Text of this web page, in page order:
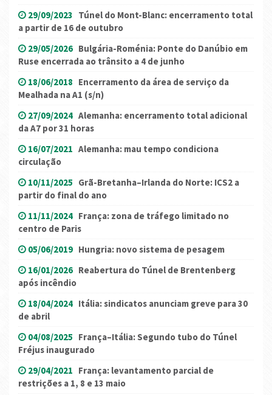
29/09/2023 Túnel do Mont-Blanc: encerramento total
a partir de 16 de outubro
29/05/2026 Bulgária-Roménia: Ponte do Danúbio em
Ruse encerrada ao trânsito a 4 de junho
18/06/2018 Encerramento da área de serviço da
Mealhada na A1 (s/n)
27/09/2024 Alemanha: encerramento total adicional
da A7 por 31 horas
16/07/2021 Alemanha: mau tempo condiciona
circulação
10/11/2025 Grã-Bretanha–Irlanda do Norte: ICS2 a
partir do final do ano
11/11/2024 França: zona de tráfego limitado no
centro de Paris
05/06/2019 Hungria: novo sistema de pesagem
16/01/2026 Reabertura do Túnel de Brentenberg
após incêndio
18/04/2024 Itália: sindicatos anunciam greve para 30
de abril
04/08/2025 França–Itália: Segundo tubo do Túnel
Fréjus inaugurado
29/04/2021 França: levantamento parcial de
restrições a 1, 8 e 13 maio